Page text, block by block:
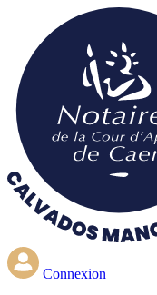
contenu
principal
Connexion